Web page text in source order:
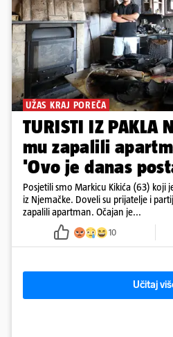
UŽAS KRAJ POREČA
TURISTI IZ PAKLA
mu zapalili
'Ovo je danas
Posjetili smo Markicu Kikića (63) koji
iz Njemačke. Doveli su prijatelje i
zapalili apartman. Očajan je...
10
Učitaj